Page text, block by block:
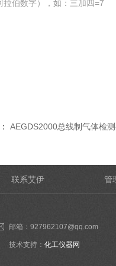
伯数字），如：三加四=7
AEGDS2000总线制气体检
联系艾伊 管
邮箱：927962107@qq.com
技术支持： 化工仪器网